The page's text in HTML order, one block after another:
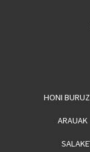
HONI BURUZ
ARAUAK